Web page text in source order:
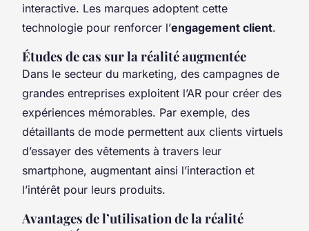
interactive. Les marques adoptent cette
technologie pour renforcer l’engagement client.
Études de cas sur la réalité augmentée
Dans le secteur du marketing, des campagnes de
grandes entreprises exploitent l’AR pour créer des
expériences mémorables. Par exemple, des
détaillants de mode permettent aux clients virtuels
d’essayer des vêtements à travers leur
smartphone, augmentant ainsi l’interaction et
l’intérêt pour leurs produits.
Avantages de l’utilisation de la réalité